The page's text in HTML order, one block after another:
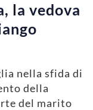
la vedova
nella sfida di
della
del marito